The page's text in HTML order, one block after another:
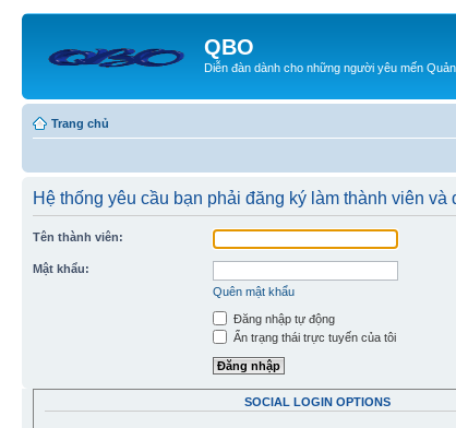
QBO
Diễn đàn dành cho những người yêu mến
Trang chủ
Hệ thống yêu cầu bạn phải đăng ký làm thành viên
Tên thành viên:
Mật khẩu:
Quên mật khẩu
Đăng nhập tự động
Ẩn trạng thái trực tuyến của tôi
SOCIAL LOGIN OPTIONS